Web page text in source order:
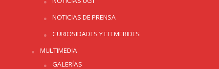
NOTICIAS DE PRENSA
CURIOSIDADES Y EFEMERIDES
MULTIMEDIA
GALERÍAS